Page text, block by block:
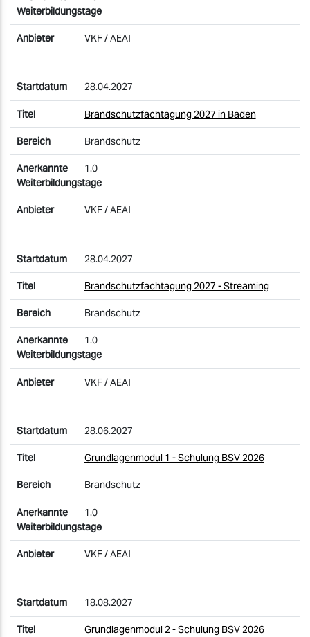
VKF / AEAI
28.04.2027
Brandschutzfachtagung 2027 in Baden
Brandschutz
1.0
VKF / AEAI
28.04.2027
Brandschutzfachtagung 2027 - Streaming
Brandschutz
1.0
VKF / AEAI
28.06.2027
Grundlagenmodul 1 - Schulung BSV 2026
Brandschutz
1.0
VKF / AEAI
18.08.2027
Grundlagenmodul 2 - Schulung BSV 2026